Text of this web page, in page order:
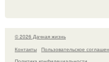
© 2026 Дачная жизнь
Контакты
Пользовательское